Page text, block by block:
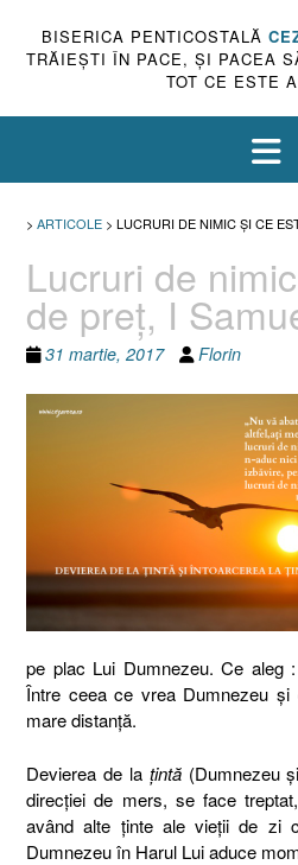
BISERICA PENTICOSTALĂ
TRĂIEŞTI ÎN PACE, ŞI PACEA
TOT CE ESTE
> ARTICOLE > LUCRURI DE NIMIC ŞI CE
Lucruri de
de preţ, I
31 martie, 2017 Florin
pe plac Lui Dumnezeu. Ce aleg
Între ceea ce vrea Dumnezeu
mare distanţă.
Devierea de la ţintă(Dumnezeu
direcţiei de mers, se face
având alte ţinte ale vieţii de zi
Dumnezeu în Harul Lui aduce